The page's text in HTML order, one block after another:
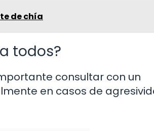
de chía
todos?
consultar con un
en casos de